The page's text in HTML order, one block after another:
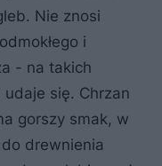
Nie znosi
i
- na takich
się. Chrzan
gorszy smak, w
drewnienia